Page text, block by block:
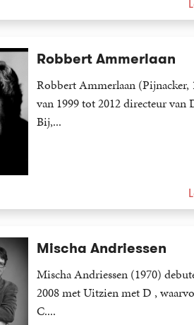
Robbert Ammerlaan
Robbert Ammerlaan (Pijnacker,
van 1999 tot 2012 directeur van
Bij,...
Mischa Andriessen
Mischa Andriessen (1970)
2008 met Uitzien met D ,
C....